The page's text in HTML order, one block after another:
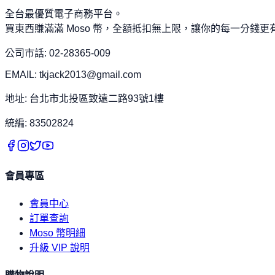
全台最優質電子商務平台。
買東西賺滿滿 Moso 幣，全額抵扣無上限，讓你的每一分錢更
公司市話: 02-28365-009
EMAIL: tkjack2013@gmail.com
地址: 台北市北投區致遠二路93號1樓
統編: 83502824
會員專區
會員中心
訂單查詢
Moso 幣明細
升級 VIP 說明